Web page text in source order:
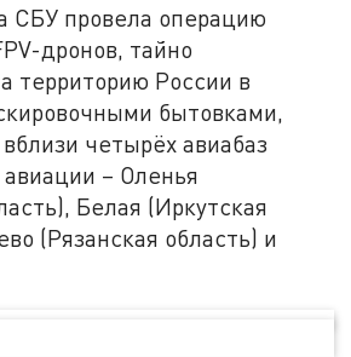
СБУ провела операцию
дронов, тайно
территорию России в
бытовками,
четырёх авиабаз
авиации – Оленья
Белая (Иркутская
(Рязанская область) и